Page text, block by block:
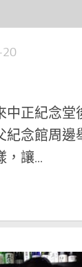
中正紀念堂
紀念館周邊
，讓...